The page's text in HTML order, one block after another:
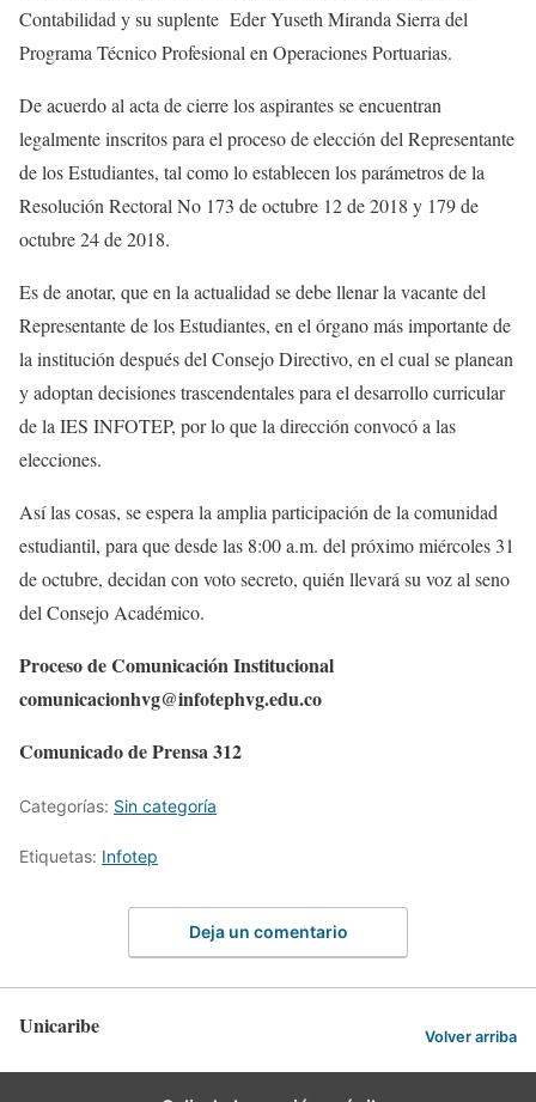
Contabilidad y su suplente Eder Yuseth Miranda Sierra del
Programa Técnico Profesional en Operaciones Portuarias.
De acuerdo al acta de cierre los aspirantes se encuentran
legalmente inscritos para el proceso de elección del Representante
de los Estudiantes, tal como lo establecen los parámetros de la
Resolución Rectoral No 173 de octubre 12 de 2018 y 179 de
octubre 24 de 2018.
Es de anotar, que en la actualidad se debe llenar la vacante del
Representante de los Estudiantes, en el órgano más importante de
la institución después del Consejo Directivo, en el cual se planean
y adoptan decisiones trascendentales para el desarrollo curricular
de la IES INFOTEP, por lo que la dirección convocó a las
elecciones.
Así las cosas, se espera la amplia participación de la comunidad
estudiantil, para que desde las 8:00 a.m. del próximo miércoles 31
de octubre, decidan con voto secreto, quién llevará su voz al seno
del Consejo Académico.
Proceso de Comunicación Institucional
comunicacionhvg@infotephvg.edu.co
Comunicado de Prensa 312
Categorías: Sin categoría
Etiquetas: Infotep
Deja un comentario
Unicaribe Volver arriba